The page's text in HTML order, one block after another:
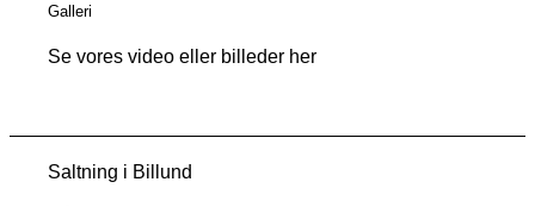
Galleri
Se vores video eller billeder her
Saltning i Billund